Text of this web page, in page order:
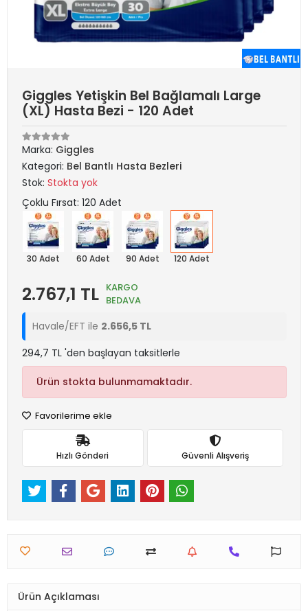
Giggles Yetişkin Bel Bağlamalı Large
(XL) Hasta Bezi - 120 Adet
Marka: Giggles
Kategori: Bel Bantlı Hasta Bezleri
Stok: Stokta yok
Çoklu Fırsat: 120 Adet
30 Adet 60 Adet 90 Adet 120 Adet
2.767,1 TL KARGO
BEDAVA
Havale/EFT ile 2.656,5 TL
294,7 TL 'den başlayan taksitlerle
Ürün stokta bulunmamaktadır.
Favorilerime ekle
Hızlı Gönderi Güvenli Alışveriş
Ürün Açıklaması